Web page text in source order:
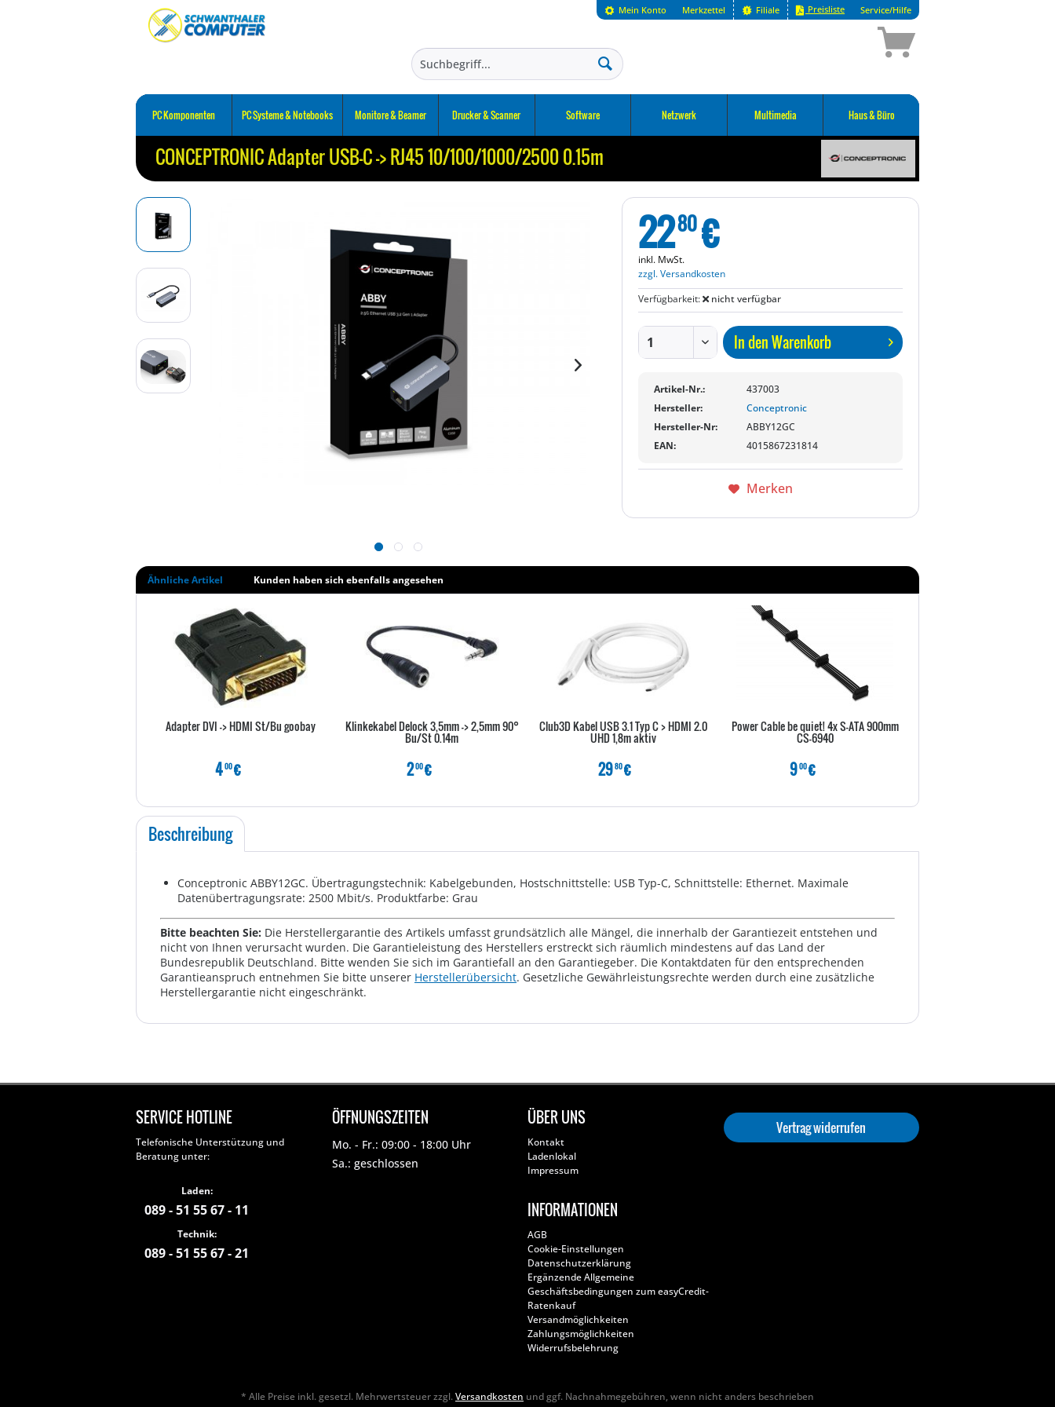
Mein Konto Merkzettel Filiale Preisliste Service/Hilfe
PC Komponenten PC Systeme & Notebooks Monitore & Beamer Drucker & Scanner Software Netzwerk Multimedia Haus & Büro
CONCEPTRONIC Adapter USB-C -> RJ45 10/100/1000/2500 0.15m
2280€
inkl. MwSt.
zzgl. Versandkosten
Verfügbarkeit:
nicht verfügbar
In denWarenkorb
Artikel-Nr.:
437003
Hersteller:
Conceptronic
Hersteller-Nr:
ABBY12GC
EAN:
4015867231814
Merken
Ähnliche Artikel Kunden haben sich ebenfalls angesehen
Adapter DVI -> HDMI St/Bu goobay
400€
Klinkekabel Delock 3,5mm -> 2,5mm 90°
Bu/St 0.14m
200€
Club3D Kabel USB 3.1 Typ C > HDMI 2.0
UHD 1,8m aktiv
2980€
Power Cable be quiet! 4x S-ATA 900mm
CS-6940
900€
Beschreibung
Conceptronic ABBY12GC. Übertragungstechnik: Kabelgebunden, Hostschnittstelle: USB Typ-C, Schnittstelle: Ethernet. Maximale
Datenübertragungsrate: 2500 Mbit/s. Produktfarbe: Grau
Bitte beachten Sie: Die Herstellergarantie des Artikels umfasst grundsätzlich alle Mängel, die innerhalb der Garantiezeit entstehen und
nicht von Ihnen verursacht wurden. Die Garantieleistung des Herstellers erstreckt sich räumlich mindestens auf das Land der
Bundesrepublik Deutschland. Bitte wenden Sie sich im Garantiefall an den Garantiegeber. Die Kontaktdaten für den entsprechenden
Garantieanspruch entnehmen Sie bitte unserer Herstellerübersicht. Gesetzliche Gewährleistungsrechte werden durch eine zusätzliche
Herstellergarantie nicht eingeschränkt.
SERVICE HOTLINE
Telefonische Unterstützung und
Beratung unter:
Laden:
089 - 51 55 67 - 11
Technik:
089 - 51 55 67 - 21
ÖFFNUNGSZEITEN
Mo. - Fr.: 09:00 - 18:00 Uhr
Sa.: geschlossen
ÜBER UNS
Kontakt
Ladenlokal
Impressum
INFORMATIONEN
AGB
Cookie-Einstellungen
Datenschutzerklärung
Ergänzende Allgemeine
Geschäftsbedingungen zum easyCredit-
Ratenkauf
Versandmöglichkeiten
Zahlungsmöglichkeiten
Widerrufsbelehrung
Vertrag widerrufen
* Alle Preise inkl. gesetzl. Mehrwertsteuer zzgl.Versandkosten und ggf. Nachnahmegebühren, wenn nicht anders beschrieben